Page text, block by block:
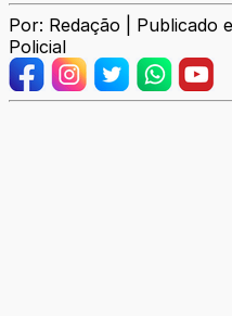
Por: Redação | Publicado
Policial